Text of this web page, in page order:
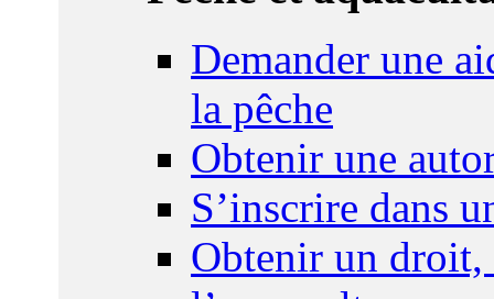
Demander une
la pêche
Obtenir une
S’inscrire dans
Obtenir un droit,